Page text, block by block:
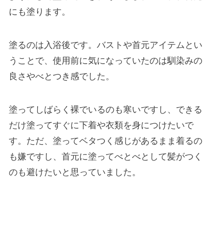
にも塗ります。
塗るのは入浴後です。バストや首元アイテムとい
うことで、使用前に気になっていたのは馴染みの
良さやべとつき感でした。
塗ってしばらく裸でいるのも寒いですし、できる
だけ塗ってすぐに下着や衣類を身につけたいで
す。ただ、塗ってベタつく感じがあるまま着るの
も嫌ですし、首元に塗ってべとべとして髪がつく
のも避けたいと思っていました。